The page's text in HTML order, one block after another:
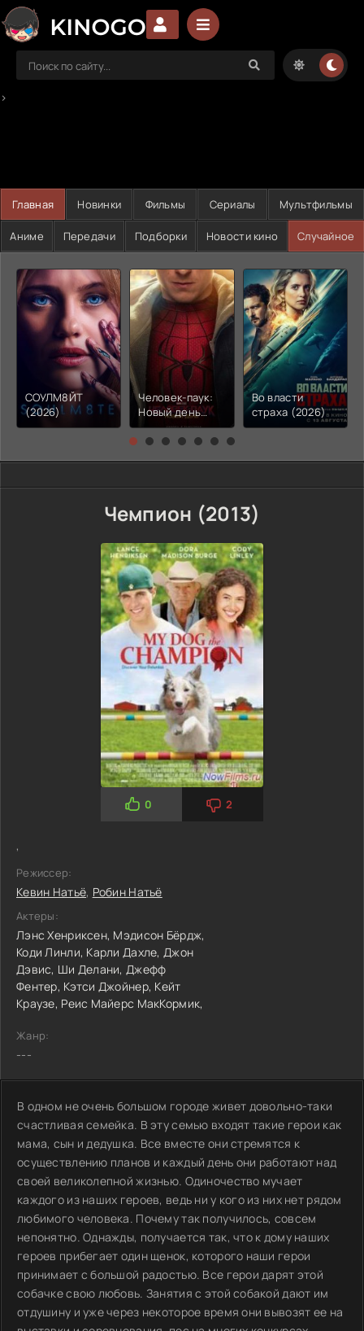
>
Главная Новинки Фильмы Сериалы Мультфильмы
Аниме Передачи Подборки Новости кино Случайное
СОУЛМ8ЙТ
(2026)
Человек-паук:
Новый день
(2026)
Во власти
страха (2026)
Чемпион (2013)
0 2
,
Режиссер:
Кевин Натьё, Робин Натьё
Актеры:
Лэнс Хенриксен, Мэдисон Бёрдж,
Коди Линли, Карли Дахле,Джон
Дэвис, Ши Делани,Джефф
Фентер, Кэтси Джойнер, Кейт
Краузе, Реис Майерс МакКормик,
Жанр:
---
В одном не очень большом городе живет довольно-таки
счастливая семейка. В эту семью входят такие герои как
мама, сын и дедушка. Все вместе они стремятся к
осуществлению планов и каждый день они работают над
своей великолепной жизнью. Одиночество мучает
каждого из наших героев, ведь ни у кого из них нет рядом
любимого человека. Почему так получилось, совсем
непонятно. Однажды, получается так, что к дому наших
героев прибегает один щенок, которого наши герои
принимает с большой радостью. Все герои дарят этой
собачке свою любовь. Занятия с этой собакой дают им
отдушину и уже через некоторое время они вывозят ее на